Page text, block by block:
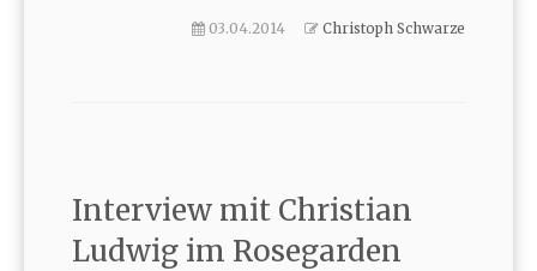
03.04.2014 Christoph Schwarze
Interview mit Christian
Ludwig im Rosegarden